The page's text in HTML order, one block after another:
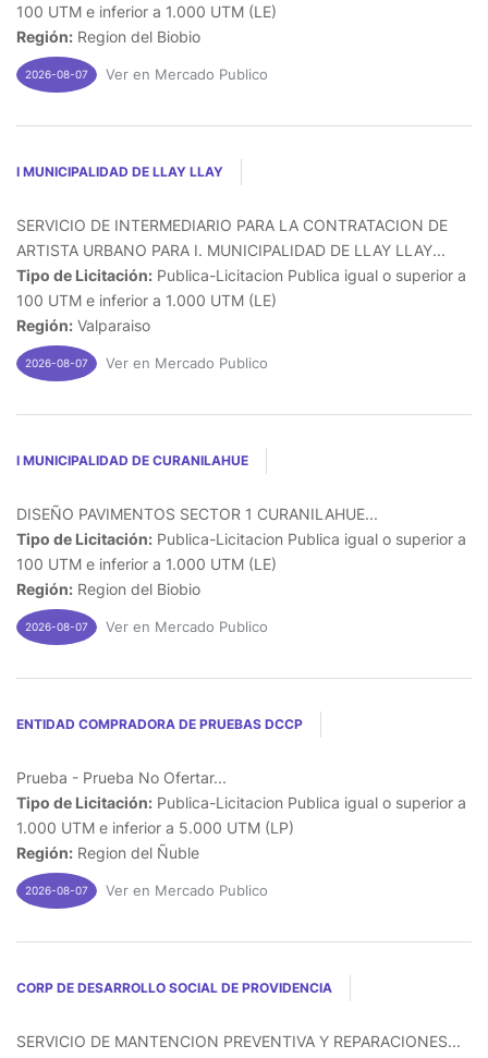
100 UTM e inferior a 1.000 UTM (LE)
Región: Region del Biobio
2026-08-07 Ver en Mercado Publico
I MUNICIPALIDAD DE LLAY LLAY
SERVICIO DE INTERMEDIARIO PARA LA CONTRATACION DE
ARTISTA URBANO PARA I. MUNICIPALIDAD DE LLAY LLAY...
Tipo de Licitación: Publica-Licitacion Publica igual o superior a
100 UTM e inferior a 1.000 UTM (LE)
Región: Valparaiso
2026-08-07 Ver en Mercado Publico
I MUNICIPALIDAD DE CURANILAHUE
DISEÑO PAVIMENTOS SECTOR 1 CURANILAHUE...
Tipo de Licitación: Publica-Licitacion Publica igual o superior a
100 UTM e inferior a 1.000 UTM (LE)
Región: Region del Biobio
2026-08-07 Ver en Mercado Publico
ENTIDAD COMPRADORA DE PRUEBAS DCCP
Prueba - Prueba No Ofertar...
Tipo de Licitación: Publica-Licitacion Publica igual o superior a
1.000 UTM e inferior a 5.000 UTM (LP)
Región: Region del Ñuble
2026-08-07 Ver en Mercado Publico
CORP DE DESARROLLO SOCIAL DE PROVIDENCIA
SERVICIO DE MANTENCION PREVENTIVA Y REPARACIONES...